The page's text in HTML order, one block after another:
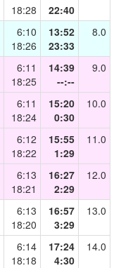
18:28
22:40
6:10
18:26
13:52
23:33
8.0
6:11
18:25
14:39
--:--
9.0
6:11
18:24
15:20
0:30
10.0
6:12
18:22
15:55
1:29
11.0
6:13
18:21
16:27
2:29
12.0
6:13
18:20
16:57
3:29
13.0
6:14
18:18
17:24
4:30
14.0